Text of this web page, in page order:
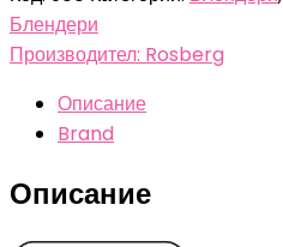
с
мелничка
R51162B,
500W,
L,
Блендери
Производител: Rosberg
Описание
Brand
Описание